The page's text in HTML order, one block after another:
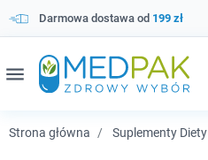
Darmowa dostawa od 199 zł
menu
Strona główna Suplementy Diety